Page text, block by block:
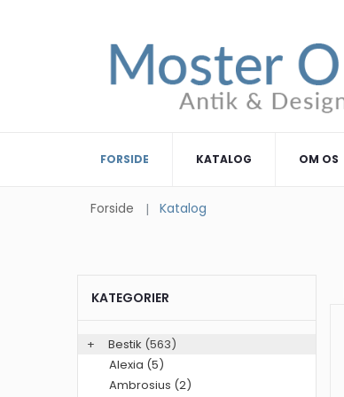
FORSIDE KATALOG OM OS
Forside Katalog
KATEGORIER
+ Bestik (563)
Alexia (5)
Ambrosius (2)